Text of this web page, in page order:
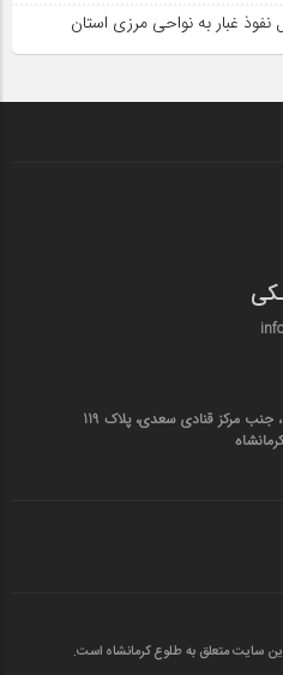
نفوذ غبار به نواحی مرزی استان
کرمانشاه خیابان سعدی ، جنب مرکز قنادی سعدی، پلاک 119
سایت متعلق به طلوع کرمانشاه است.